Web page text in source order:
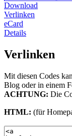
Download
Verlinken
eCard
Details
Verlinken
Mit diesen Codes
Blog oder in einem
ACHTUNG: Die
HTML: (für